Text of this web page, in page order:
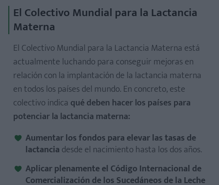
El Colectivo Mundial para la Lactancia
Materna
El Colectivo Mundial para la Lactancia Materna está
actualmente luchando para conseguir mejoras en
relación con la implantación de la lactancia materna
en todos los países del mundo. En concreto, este
colectivo indica qué deben hacer los países para
potenciar la lactancia materna:
Aumentar los fondos para elevar las tasas de
lactancia desde el nacimiento hasta los dos años.
Aplicar plenamente el Código Internacional de
Comercialización de los Sucedáneos de la Leche